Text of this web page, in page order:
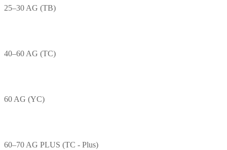
25–30 AG (TB)
40–60 AG (TC)
60 AG (YC)
60–70 AG PLUS (TC - Plus)